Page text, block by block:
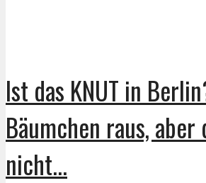
Ist das KNUT in
Bäumchen raus, aber
nicht...